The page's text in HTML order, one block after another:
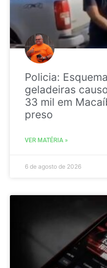
Policia:
geladeiras
33 mil em
preso
VER MATÉRIA »
6 de agosto de 2026